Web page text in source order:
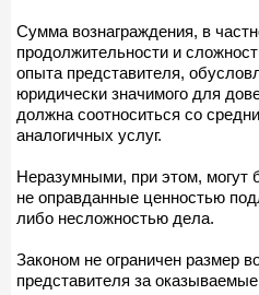
Сумма вознаграждения, в
продолжительности и
опыта представителя,
юридически значимого для
должна соотноситься со
аналогичных услуг.
Неразумными, при этом, могут
не оправданные ценностью
либо несложностью дела.
Законом не ограничен размер
представителя за